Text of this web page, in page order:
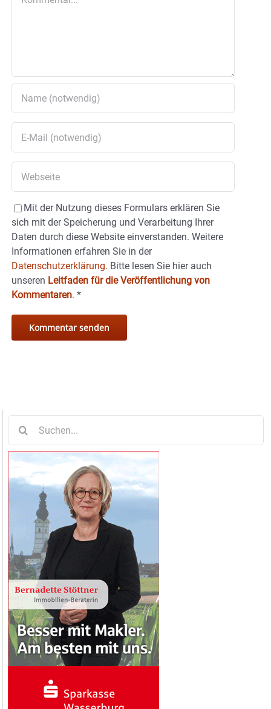
Mit der Nutzung dieses Formulars erklären Sie
sich mit der Speicherung und Verarbeitung Ihrer
Daten durch diese Website einverstanden. Weitere
Informationen erfahren Sie in der
Datenschutzerklärung. Bitte lesen Sie hier auch
unseren Leitfaden für die Veröffentlichung von
Kommentaren. *
nach: